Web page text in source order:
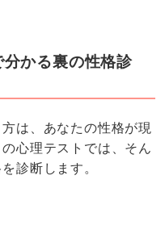
かる裏の性格診
は、あなたの性格が現
心理テストでは、そん
診断します。